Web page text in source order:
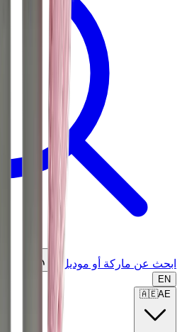
ابحث عن ماركة أو موديل...
EN
🇦🇪AE